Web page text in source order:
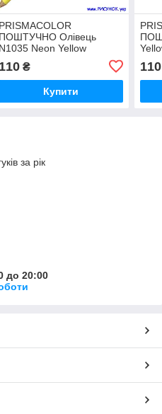
PRISMACOLOR
ПОШТУЧНО Олівець
N1035 Neon Yellow
110₴
Купити
110
за рік
до 20:00